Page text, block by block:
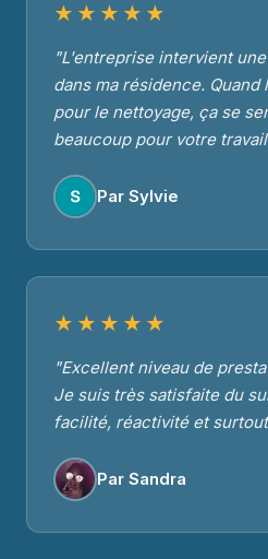
★★★★★
"L'entreprise intervient
dans ma résidence. Quand
pour le nettoyage, ça se
beaucoup pour votre
Par Sylvie
★★★★★
"Excellent niveau de
Je suis très satisfaite du
facilité, réactivité et
Par Sandra